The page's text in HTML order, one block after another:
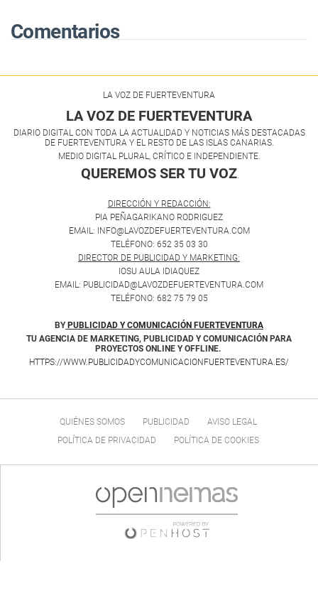
Comentarios
LA VOZ DE FUERTEVENTURA
LA VOZ DE FUERTEVENTURA
DIARIO DIGITAL CON TODA LA ACTUALIDAD Y NOTICIAS MÁS DESTACADAS
DE FUERTEVENTURA Y EL RESTO DE LAS ISLAS CANARIAS.
MEDIO DIGITAL PLURAL, CRÍTICO E INDEPENDIENTE.
QUEREMOS SER TU VOZ
DIRECCIÓN Y REDACCIÓN:
PIA PEÑAGARIKANO RODRIGUEZ
EMAIL: INFO@LAVOZDEFUERTEVENTURA.COM
TELÉFONO: 652 35 03 30
DIRECTOR DE PUBLICIDAD Y MARKETING:
IOSU AULA IDIAQUEZ
EMAIL: PUBLICIDAD@LAVOZDEFUERTEVENTURA.COM
TELÉFONO: 682 75 79 05
BY PUBLICIDAD Y COMUNICACIÓN FUERTEVENTURA
TU AGENCIA DE MARKETING, PUBLICIDAD Y COMUNICACIÓN PARA
PROYECTOS ONLINE Y OFFLINE.
HTTPS://WWW.PUBLICIDADYCOMUNICACIONFUERTEVENTURA.ES/
QUIÉNES SOMOS PUBLICIDAD
AVISO LEGAL
POLÍTICA DE PRIVACIDAD
POLÍTICA DE COOKIES